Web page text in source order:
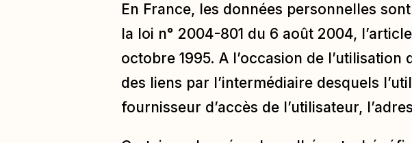
En France, les données personnelles
la loi n° 2004-801 du 6 août 2004,
octobre 1995. A l’occasion de l’utilisation
des liens par l’intermédiaire desquels
fournisseur d’accès de l’utilisateur,